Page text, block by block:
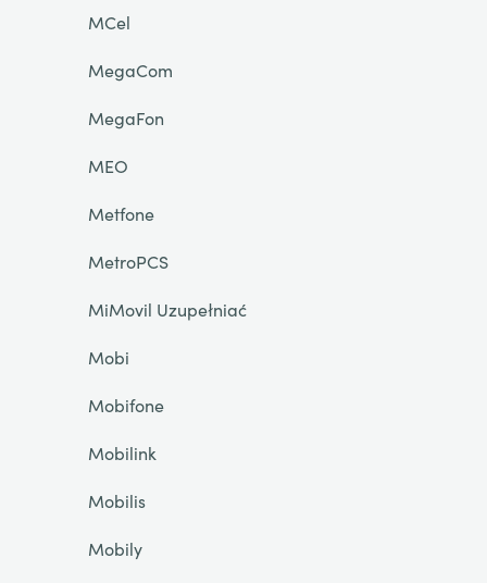
MCel
MegaCom
MegaFon
MEO
Metfone
MetroPCS
MiMovil Uzupełniać
Mobi
Mobifone
Mobilink
Mobilis
Mobily